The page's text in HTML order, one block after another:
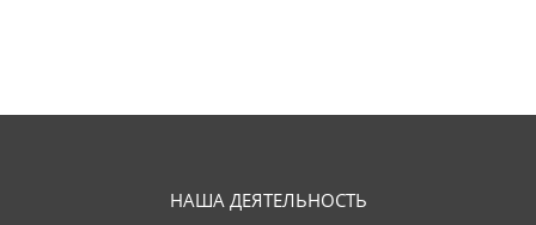
НАША ДЕЯТЕЛЬНОСТЬ